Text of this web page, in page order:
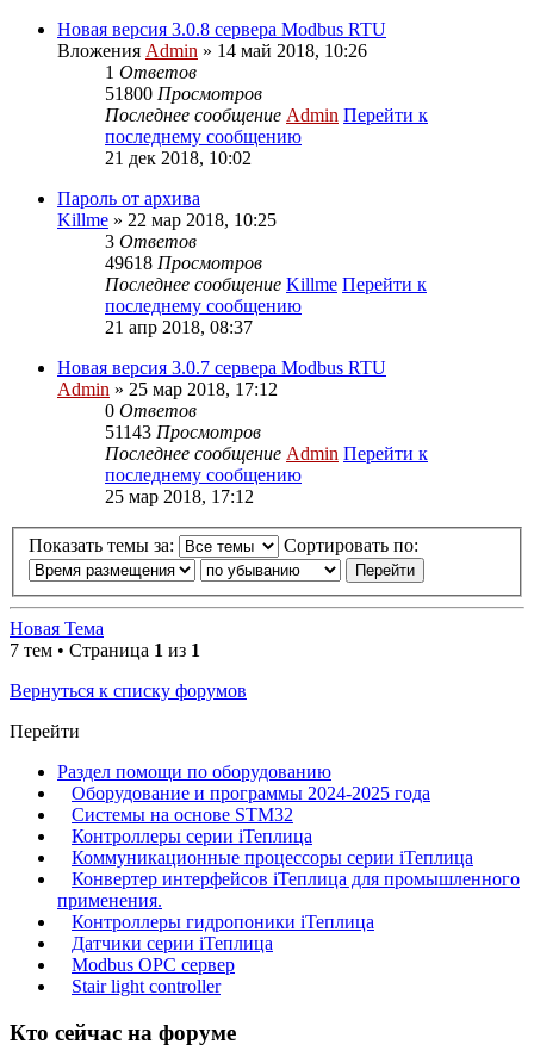
Новая версия 3.0.8 сервера Modbus RTU
Вложения Admin » 14 май 2018, 10:26
1 Ответов
51800 Просмотров
Последнее сообщение Admin Перейти к
последнему сообщению
21 дек 2018, 10:02
Пароль от архива
Killme » 22 мар 2018, 10:25
3 Ответов
49618 Просмотров
Последнее сообщение Killme Перейти к
последнему сообщению
21 апр 2018, 08:37
Новая версия 3.0.7 сервера Modbus RTU
Admin » 25 мар 2018, 17:12
0 Ответов
51143 Просмотров
Последнее сообщение Admin Перейти к
последнему сообщению
25 мар 2018, 17:12
Показать темы за: Сортировать по:
Новая Тема
7 тем • Страница 1 из 1
Вернуться к списку форумов
Перейти
Раздел помощи по оборудованию
Оборудование и программы 2024-2025 года
Системы на основе STM32
Контроллеры серии iТеплица
Коммуникационные процессоры серии iТеплица
Конвертер интерфейсов iТеплица для промышленного
применения.
Контроллеры гидропоники iТеплица
Датчики серии iТеплица
Modbus OPC сервер
Stair light controller
Кто сейчас на форуме